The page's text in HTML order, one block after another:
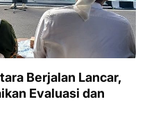
Berjalan Lancar,
Evaluasi dan